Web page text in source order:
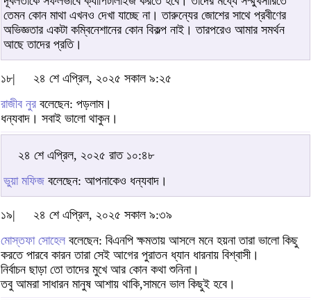
তেমন কোন মাথা এখনও দেখা যাচ্ছে না। তারুন্যের জোশের সাথে প্রবীণের
অভিজ্ঞতার একটা কম্বিনেশানের কোন বিকল্প নাই। তারপরেও আমার সমর্থন
আছে তাদের প্রতি।
১৮|
২৪ শে এপ্রিল, ২০২৫ সকাল ৯:২৫
রাজীব নুর বলেছেন: পড়লাম।
ধন্যবাদ। সবাই ভালো থাকুন।
২৪ শে এপ্রিল, ২০২৫ রাত ১০:৪৮
ভুয়া মফিজ বলেছেন: আপনাকেও ধন্যবাদ।
১৯|
২৪ শে এপ্রিল, ২০২৫ সকাল ৯:৩৯
মোস্তফা সোহেল বলেছেন: বিএনপি ক্ষমতায় আসলে মনে হয়না তারা ভালো কিছু
করতে পারবে কারন তারা সেই আগের পুরাতন ধ্যান ধারনায় বিশ্বাসী।
নির্বাচন ছাড়া তো তাদের মুখে আর কোন কথা শুনিনা।
তবু আমরা সাধারন মানুষ আশায় থাকি,সামনে ভাল কিছুই হবে।